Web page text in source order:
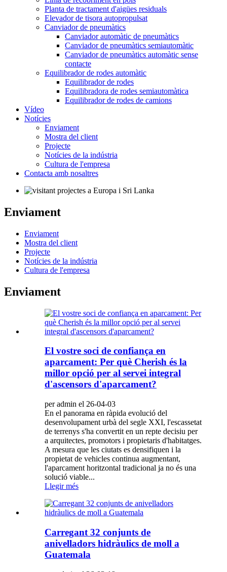
Planta de tractament d'aigües residuals
Elevador de tisora ​​autopropulsat
Canviador de pneumàtics
Canviador automàtic de pneumàtics
Canviador de pneumàtics semiautomàtic
Canviador de pneumàtics automàtic sense
contacte
Equilibrador de rodes automàtic
Equilibrador de rodes
Equilibradora de rodes semiautomàtica
Equilibrador de rodes de camions
Vídeo
Notícies
Enviament
Mostra del client
Projecte
Notícies de la indústria
Cultura de l'empresa
Contacta amb nosaltres
Enviament
Enviament
Mostra del client
Projecte
Notícies de la indústria
Cultura de l'empresa
Enviament
El vostre soci de confiança en
aparcament: Per què Cherish és la
millor opció per al servei integral
d'ascensors d'aparcament?
per admin el 26-04-03
En el panorama en ràpida evolució del
desenvolupament urbà del segle XXI, l'escassetat
de terrenys s'ha convertit en un repte decisiu per
a arquitectes, promotors i propietaris d'habitatges.
A mesura que les ciutats es densifiquen i la
propietat de vehicles continua augmentant,
l'aparcament horitzontal tradicional ja no és una
solució viable...
Llegir més
Carregant 32 conjunts de
anivelladors hidràulics de moll a
Guatemala